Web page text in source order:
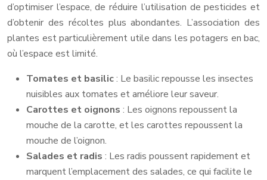
d’optimiser l’espace, de réduire l’utilisation de pesticides et
d’obtenir des récoltes plus abondantes. L’association des
plantes est particulièrement utile dans les potagers en bac,
où l’espace est limité.
Tomates et basilic: Le basilic repousse les insectes
nuisibles aux tomates et améliore leur saveur.
Carottes et oignons : Les oignons repoussent la
mouche de la carotte, et les carottes repoussent la
mouche de l’oignon.
Salades et radis : Les radis poussent rapidement et
marquent l’emplacement des salades, ce qui facilite le